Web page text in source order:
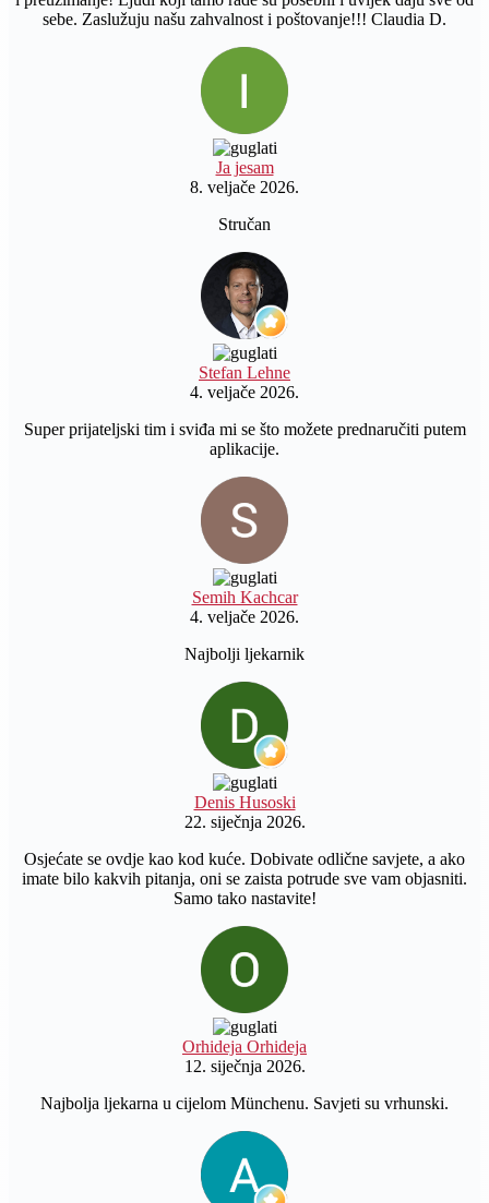
sebe. Zaslužuju našu zahvalnost i poštovanje!!! Claudia D.
Ja jesam
8. veljače 2026.
Stručan
Stefan Lehne
4. veljače 2026.
Super prijateljski tim i sviđa mi se što možete prednaručiti putem
aplikacije.
Semih Kachcar
4. veljače 2026.
Najbolji ljekarnik
Denis Husoski
22. siječnja 2026.
Osjećate se ovdje kao kod kuće. Dobivate odlične savjete, a ako
imate bilo kakvih pitanja, oni se zaista potrude sve vam objasniti.
Samo tako nastavite!
Orhideja Orhideja
12. siječnja 2026.
Najbolja ljekarna u cijelom Münchenu. Savjeti su vrhunski.